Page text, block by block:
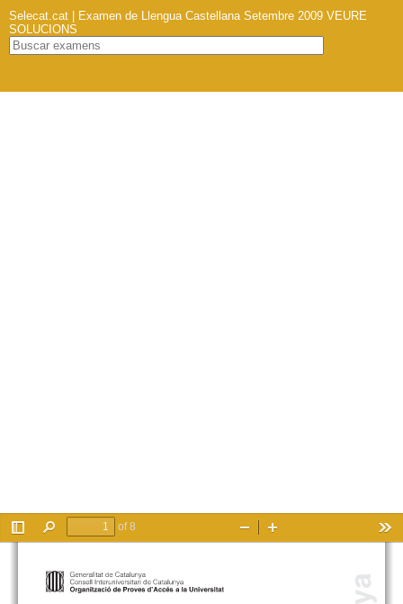
Selecat.cat | Examen de Llengua Castellana Setembre 2009 VEURE
SOLUCIONS